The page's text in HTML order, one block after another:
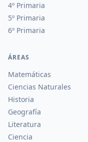
4º Primaria
5º Primaria
6º Primaria
ÁREAS
Matemáticas
Ciencias Naturales
Historia
Geografía
Literatura
Ciencia